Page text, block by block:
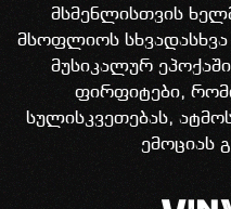
მსმენლისთვის
მსოფლიოს
მუსიკალურ
ფირფიტები,
სულისკვეთებას,
ემოციას